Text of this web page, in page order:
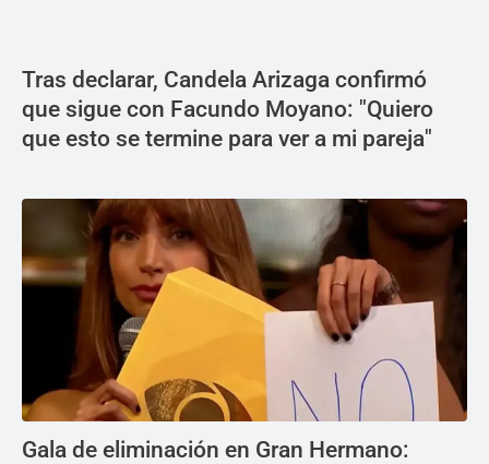
Tras declarar, Candela Arizaga confirmó
que sigue con Facundo Moyano: "Quiero
que esto se termine para ver a mi pareja"
Gala de eliminación en Gran Hermano: